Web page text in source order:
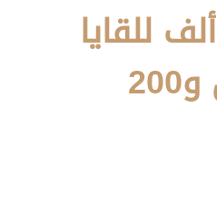
مليون و500 ألف للقايا
بكار.. ومليون و200